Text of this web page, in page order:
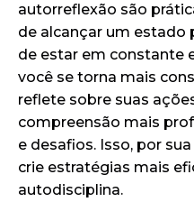
autorreflexão são
de alcançar um estado
de estar em constante
você se torna mais
reflete sobre suas
compreensão mais
e desafios. Isso, por
crie estratégias mais
autodisciplina.